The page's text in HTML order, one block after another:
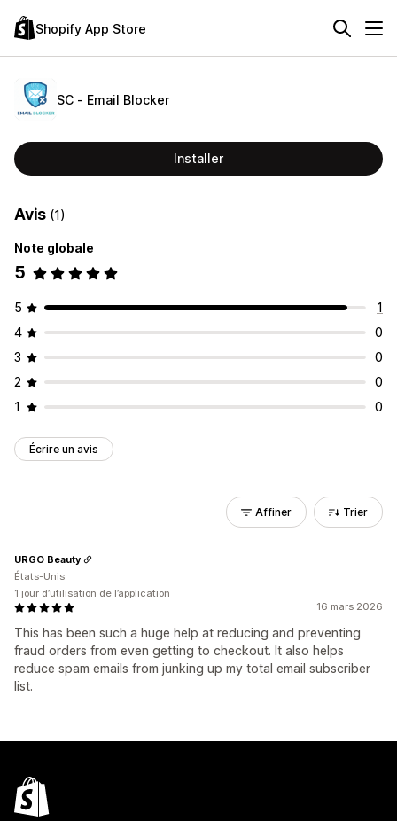
Shopify App Store
SC ‑ Email Blocker
Installer
Avis (1)
Note globale
5
5
1
4
0
3
0
2
0
1
0
Écrire un avis
Affiner Trier
16 mars 2026
This has been such a huge help at reducing and preventing
fraud orders from even getting to checkout. It also helps
reduce spam emails from junking up my total email subscriber
list.
URGO Beauty
États-Unis
1 jour d’utilisation de l’application